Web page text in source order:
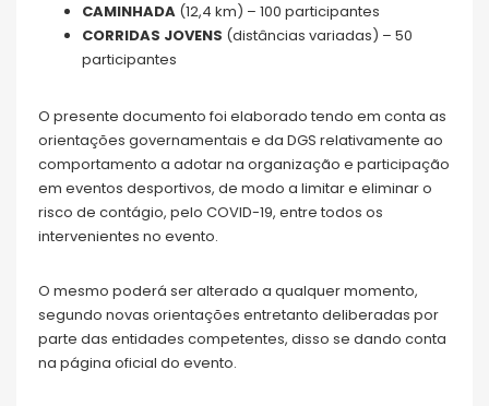
CAMINHADA (12,4 km) – 100 participantes
CORRIDAS JOVENS (distâncias variadas) – 50
participantes
O presente documento foi elaborado tendo em conta as
orientações governamentais e da DGS relativamente ao
comportamento a adotar na organização e participação
em eventos desportivos, de modo a limitar e eliminar o
risco de contágio, pelo COVID-19, entre todos os
intervenientes no evento.
O mesmo poderá ser alterado a qualquer momento,
segundo novas orientações entretanto deliberadas por
parte das entidades competentes, disso se dando conta
na página oficial do evento.